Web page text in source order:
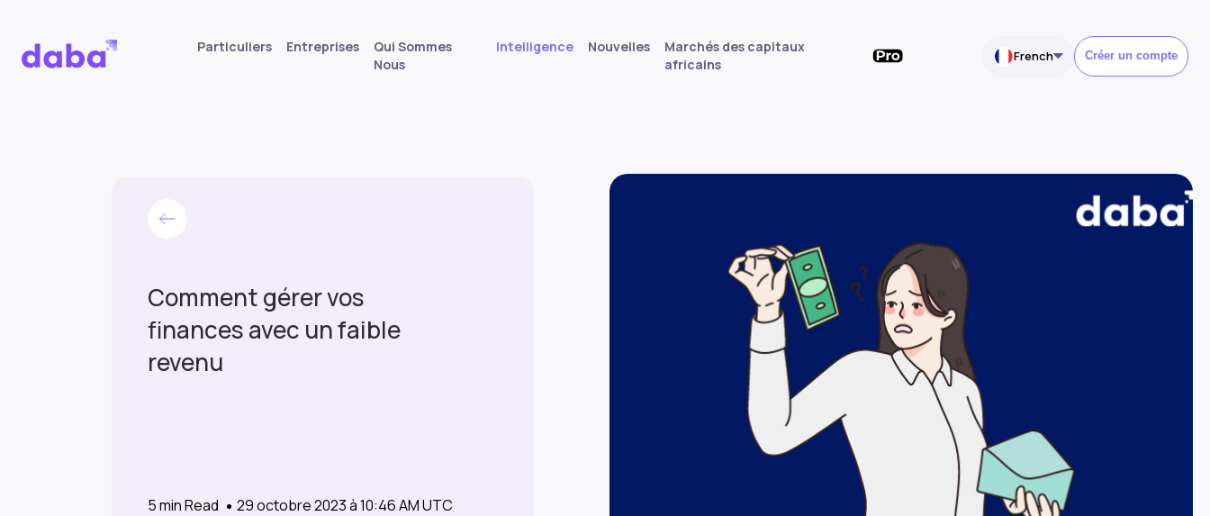
Particuliers Entreprises
Qui Sommes
Nous
Intelligence Nouvelles
Marchés des capitaux
africains
French Créer un compte
Comment gérer vos
finances avec un faible
revenu
5min Read 29 octobre 2023 à 10:46 AM UTC